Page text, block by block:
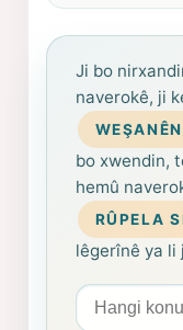
Ji bo
naverokê, ji
bo xwendin,
hemû
RÛPELA
lêgerînê ya li
Arama yapın